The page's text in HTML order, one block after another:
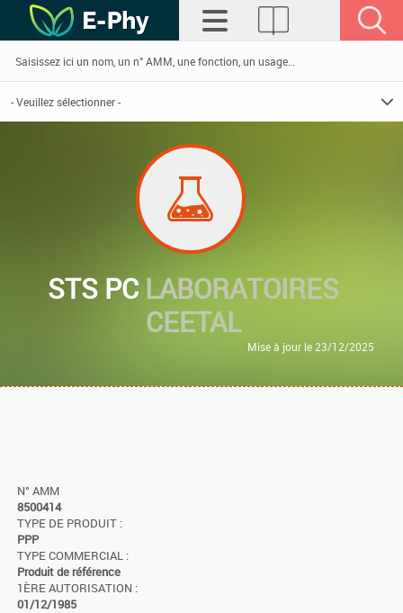
STS PC LABORATOIRES
CEETAL
Mise à jour le 23/12/2025
N° AMM
8500414
TYPE DE PRODUIT :
PPP
TYPE COMMERCIAL :
Produit de référence
1ÈRE AUTORISATION :
01/12/1985